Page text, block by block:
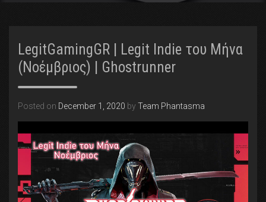
LegitGamingGR | Legit Indie του Μήνα
(Νοέμβριος) | Ghostrunner
Posted on December 1, 2020 by Team Phantasma